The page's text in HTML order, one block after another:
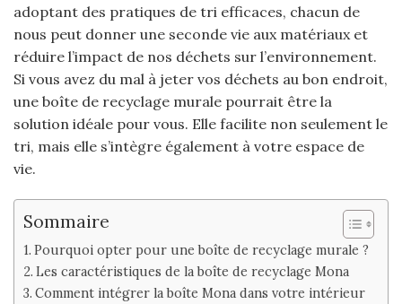
adoptant des pratiques de tri efficaces, chacun de
nous peut donner une seconde vie aux matériaux et
réduire l’impact de nos déchets sur l’environnement.
Si vous avez du mal à jeter vos déchets au bon endroit,
une boîte de recyclage murale pourrait être la
solution idéale pour vous. Elle facilite non seulement le
tri, mais elle s’intègre également à votre espace de
vie.
Sommaire
Pourquoi opter pour une boîte de recyclage murale ?
Les caractéristiques de la boîte de recyclage Mona
Comment intégrer la boîte Mona dans votre intérieur